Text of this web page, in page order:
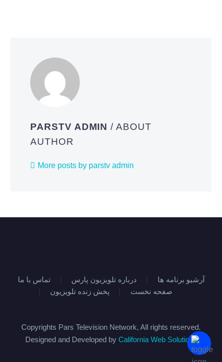
PARSTV ADMIN/ ABOUT
AUTHOR
More posts by parstv admin
تماس با ما درباره تلویزیون پارس
آرشیو برنامه ها
پخش زنده تلویزیون
صفحه نخست
Copyrights Pars Television Network, All rights reserved.
Designed and Developed by California Web Solutions